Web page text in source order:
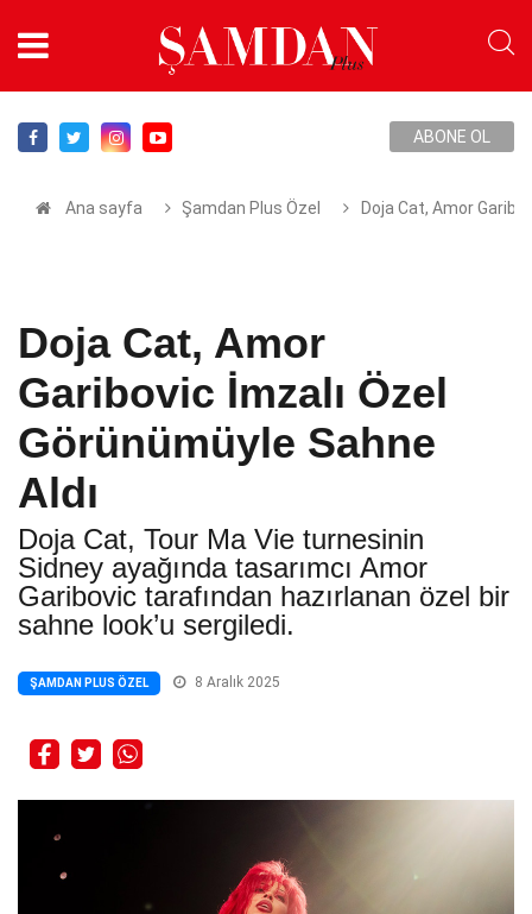
ABONE OL
Ana sayfa Şamdan Plus Özel Doja Cat, Amor
Doja Cat, Amor
Garibovic İmzalı Özel
Görünümüyle Sahne
Aldı
Doja Cat, Tour Ma Vie turnesinin
Sidney ayağında tasarımcı Amor
Garibovic tarafından hazırlanan özel bir
sahne look’u sergiledi.
ŞAMDAN PLUS ÖZEL 8 Aralık 2025